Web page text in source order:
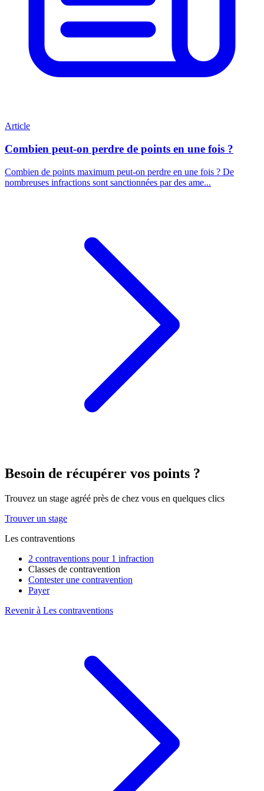
Article
Combien peut-on perdre de points en une fois ?
Combien de points maximum peut-on perdre en une fois ? De
nombreuses infractions sont sanctionnées par des ame...
Besoin de récupérer vos points ?
Trouvez un stage agréé près de chez vous en quelques clics
Trouver un stage
Les contraventions
2 contraventions pour 1 infraction
Classes de contravention
Contester une contravention
Payer
Revenir à Les contraventions